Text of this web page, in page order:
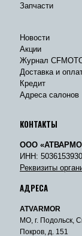
Запчасти
Новости
Акции
Журнал
Доставка и
Кредит
Адреса салонов
КОНТАКТЫ
ООО
ИНН: 5036153930
Реквизиты
АДРЕСА
ATVARMOR
МО, г. Подольск,
Покров, д. 151